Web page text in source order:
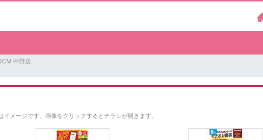
中野店
イメージです。 画像をクリックするとチラシが開きます。